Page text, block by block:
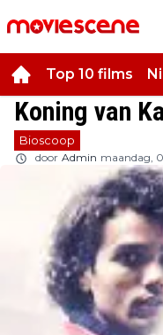
Top 10 films
Koning van
Bioscoop
door Admin maandag,